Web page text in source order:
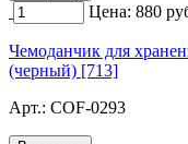
Цена: 880
Чемоданчик для
(черный) [713]
Арт.: COF-0293